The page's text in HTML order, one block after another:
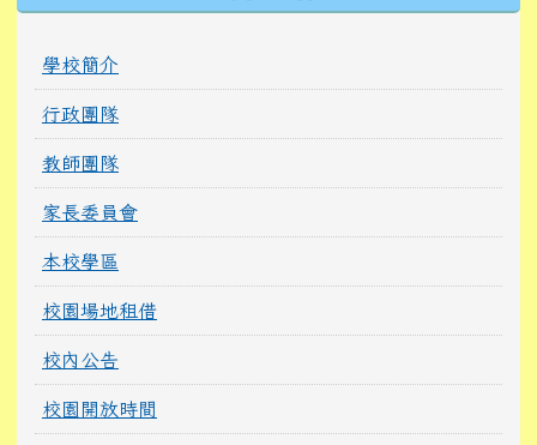
學校簡介
行政團隊
教師團隊
家長委員會
本校學區
校園場地租借
校內公告
校園開放時間